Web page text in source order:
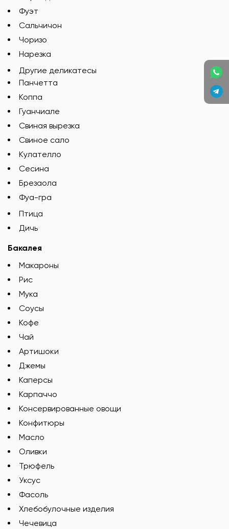
Фуэт
Сальчичон
Чоризо
Нарезка
Другие деликатесы
Панчетта
Коппа
Гуанчиале
Свиная вырезка
Свиное сало
Кулателло
Сесина
Брезаола
Фуа-гра
Птица
Дичь
Бакалея
Макароны
Рис
Мука
Соусы
Кофе
Чай
Артишоки
Джемы
Каперсы
Карпаччо
Консервированные овощи
Конфитюры
Масло
Оливки
Трюфель
Уксус
Фасоль
Хлебобулочные изделия
Чечевица